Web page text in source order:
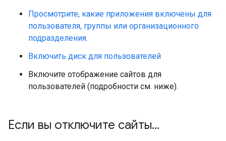
Просмотрите, какие приложения включены для
пользователя, группы или организационного
подразделения.
Включить диск для пользователей
Включите отображение сайтов для
пользователей (подробности см. ниже).
Если вы отключите сайты...